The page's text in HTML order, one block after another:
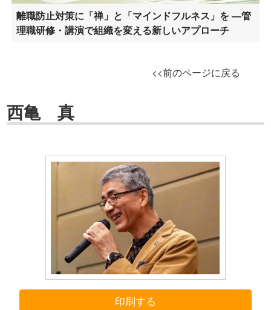
離職防止対策に「禅」と「マインドフルネス」を ―管
理職研修・講演で組織を変える新しいアプローチ
<<前のページに戻る
西亀 真
印刷する